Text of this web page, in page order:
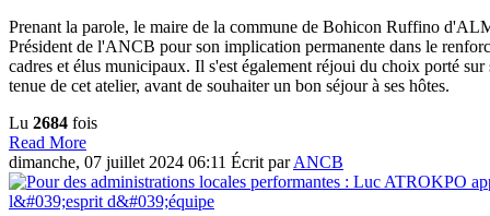
Prenant la parole, le maire de la commune de Bohicon Ruffino
Président de l'ANCB pour son implication permanente dans le
cadres et élus municipaux. Il s'est également réjoui du choix porté
tenue de cet atelier, avant de souhaiter un bon séjour à ses hôtes.
Lu 2684 fois
Read More
dimanche, 07 juillet 2024 06:11 Écrit parANCB